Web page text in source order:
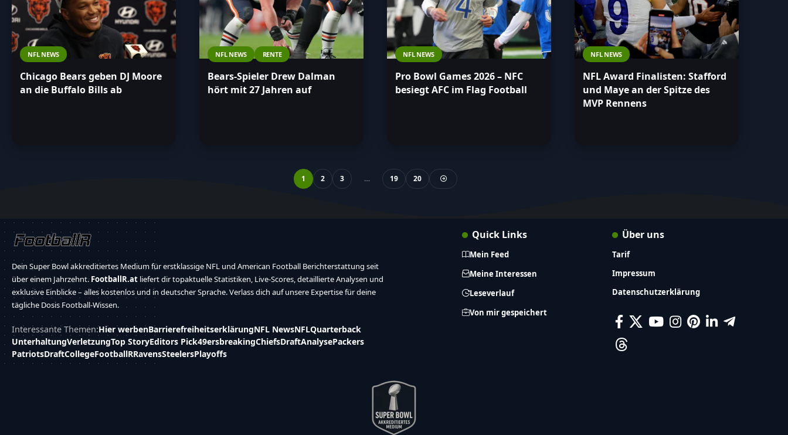
NFL NEWS
Chicago Bears geben DJ Moore
an die Buffalo Bills ab
NFL NEWS RENTE
Bears-Spieler Drew Dalman
hört mit 27 Jahren auf
NFL NEWS
Pro Bowl Games 2026 – NFC
besiegt AFC im Flag Football
NFL NEWS
NFL Award Finalisten: Stafford
und Maye an der Spitze des
MVP Rennens
1 2 3 … 19 20
Dein Super Bowl akkreditiertes Medium für erstklassige NFL und American Football Berichterstattung seit
über einem Jahrzehnt.FootballR.at liefert dir topaktuelle Statistiken, Live-Scores, detaillierte Analysen und
exklusive Einblicke – alles kostenlos und in deutscher Sprache. Verlass dich auf unsere Expertise für deine
tägliche Dosis Football-Wissen.
Interessante Themen:Hier werbenBarrierefreiheitserklärungNFL NewsNFLQuarterback
UnterhaltungVerletzungTop StoryEditors Pick49ersbreakingChiefsDraftAnalysePackers
PatriotsDraftCollegeFootballRRavensSteelersPlayoffs
Quick Links
Mein Feed
Meine Interessen
Leseverlauf
Von mir gespeichert
Über uns
Tarif
Impressum
Datenschutzerklärung